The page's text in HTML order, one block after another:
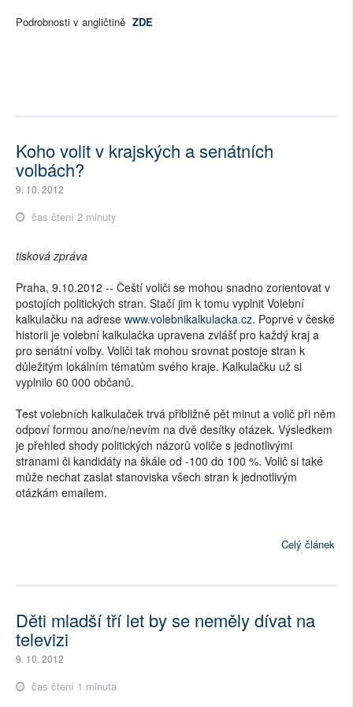
Podrobnosti v angličtině ZDE
Koho volit v krajských a senátních
volbách?
9. 10. 2012
čas čtení 2 minuty
tisková zpráva
Praha, 9.10.2012 -- Čeští voliči se mohou snadno zorientovat v
postojích politických stran. Stačí jim k tomu vyplnit Volební
kalkulačku na adrese www.volebnikalkulacka.cz. Poprvé v české
historii je volební kalkulačka upravena zvlášť pro každý kraj a
pro senátní volby. Voliči tak mohou srovnat postoje stran k
důležitým lokálním tématům svého kraje. Kalkulačku už si
vyplnilo 60 000 občanů.
Test volebních kalkulaček trvá přibližně pět minut a volič při něm
odpoví formou ano/ne/nevím na dvě desítky otázek. Výsledkem
je přehled shody politických názorů voliče s jednotlivými
stranami či kandidáty na škále od -100 do 100 %. Volič si také
může nechat zaslat stanoviska všech stran k jednotlivým
otázkám emailem.
Celý článek
Děti mladší tří let by se neměly dívat na
televizi
9. 10. 2012
čas čtení 1 minuta